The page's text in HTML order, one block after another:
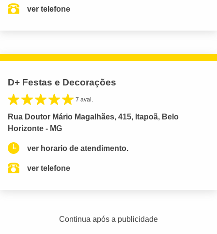
ver telefone
D+ Festas e Decorações
7 aval.
Rua Doutor Mário Magalhães, 415, Itapoã, Belo
Horizonte - MG
ver horario de atendimento.
ver telefone
Continua após a publicidade